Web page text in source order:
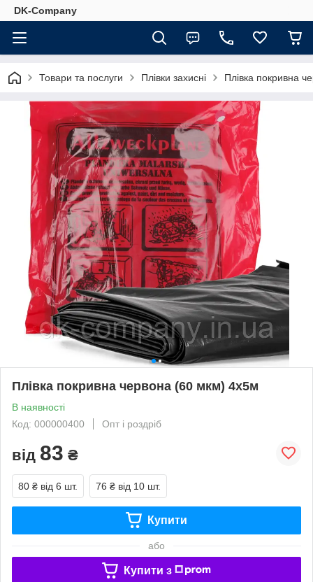
DK-Company
Товари та послуги Плівки захисні Плівка покривна
Плівка покривна червона (60 мкм) 4х5м
В наявності
Код: 000000400
Опт і роздріб
від 83 ₴
80 ₴ від 6 шт. 76 ₴ від 10 шт.
Купити
або
Купити з